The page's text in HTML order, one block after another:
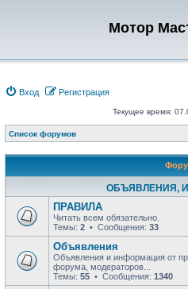
Мотор
Вход Регистрация
Текущее время:
Список форумов
ОБЪЯВЛЕНИЯ,
ПРАВИЛА
Читать всем обязательно.
Темы: 2 • Сообщения: 33
Объявления
Объявления и информация от
форума, модераторов...
Темы: 55 • Сообщения: 1340